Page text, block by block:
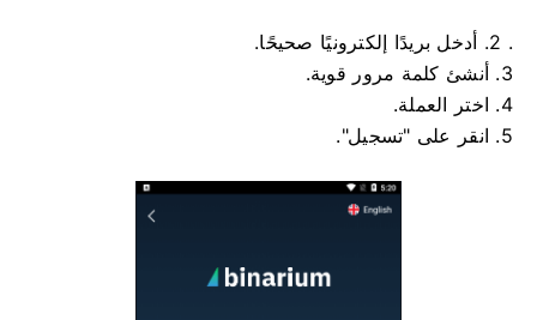
. 2. أدخل بريدًا إلكترونيًا صحيحًا.
3. أنشئ كلمة مرور قوية.
4. اختر العملة.
5. انقر على "تسجيل".